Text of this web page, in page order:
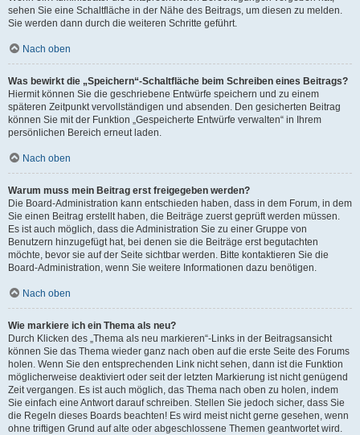
sehen Sie eine Schaltfläche in der Nähe des Beitrags, um diesen zu melden.
Sie werden dann durch die weiteren Schritte geführt.
Nach oben
Was bewirkt die „Speichern“-Schaltfläche beim Schreiben eines Beitrags?
Hiermit können Sie die geschriebene Entwürfe speichern und zu einem
späteren Zeitpunkt vervollständigen und absenden. Den gesicherten Beitrag
können Sie mit der Funktion „Gespeicherte Entwürfe verwalten“ in Ihrem
persönlichen Bereich erneut laden.
Nach oben
Warum muss mein Beitrag erst freigegeben werden?
Die Board-Administration kann entschieden haben, dass in dem Forum, in dem
Sie einen Beitrag erstellt haben, die Beiträge zuerst geprüft werden müssen.
Es ist auch möglich, dass die Administration Sie zu einer Gruppe von
Benutzern hinzugefügt hat, bei denen sie die Beiträge erst begutachten
möchte, bevor sie auf der Seite sichtbar werden. Bitte kontaktieren Sie die
Board-Administration, wenn Sie weitere Informationen dazu benötigen.
Nach oben
Wie markiere ich ein Thema als neu?
Durch Klicken des „Thema als neu markieren“-Links in der Beitragsansicht
können Sie das Thema wieder ganz nach oben auf die erste Seite des Forums
holen. Wenn Sie den entsprechenden Link nicht sehen, dann ist die Funktion
möglicherweise deaktiviert oder seit der letzten Markierung ist nicht genügend
Zeit vergangen. Es ist auch möglich, das Thema nach oben zu holen, indem
Sie einfach eine Antwort darauf schreiben. Stellen Sie jedoch sicher, dass Sie
die Regeln dieses Boards beachten! Es wird meist nicht gerne gesehen, wenn
ohne triftigen Grund auf alte oder abgeschlossene Themen geantwortet wird.